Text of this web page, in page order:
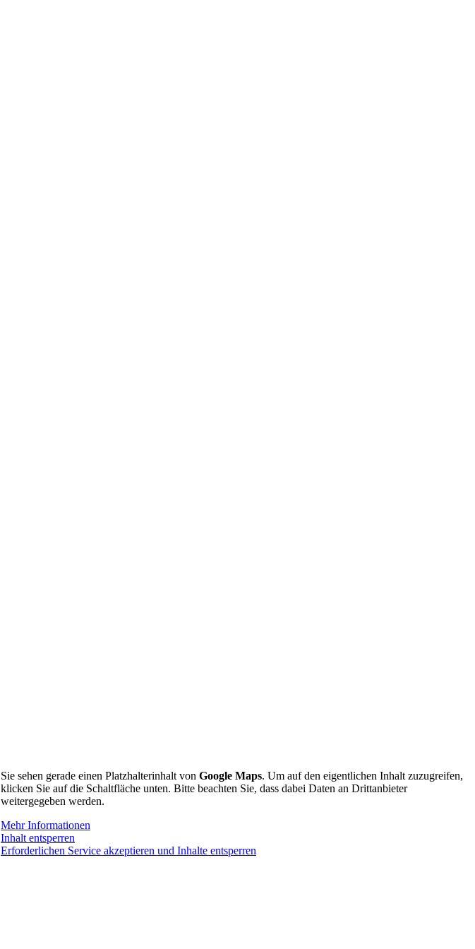
Sie sehen gerade einen Platzhalterinhalt von Google Maps. Um auf den eigentlichen Inhalt zuzugreifen,
klicken Sie auf die Schaltfläche unten. Bitte beachten Sie, dass dabei Daten an Drittanbieter
weitergegeben werden.
Mehr Informationen
Inhalt entsperren
Erforderlichen Service akzeptieren und Inhalte entsperren